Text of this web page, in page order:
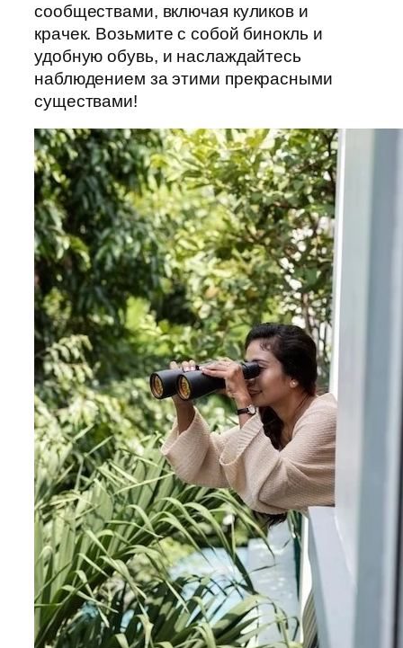
сообществами, включая куликов и
крачек. Возьмите с собой бинокль и
удобную обувь, и наслаждайтесь
наблюдением за этими прекрасными
существами!